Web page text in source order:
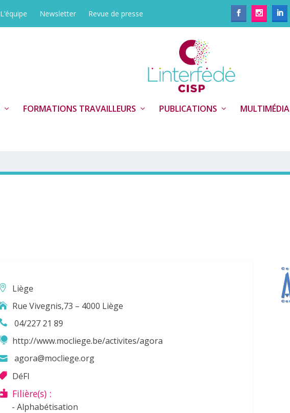
L’équipe Newsletter Revue de presse
FORMATIONS TRAVAILLEURS PUBLICATIONS MULTIMÉDIA
Liège
Rue Vivegnis,73 – 4000 Liège
04/227 21 89
http://www.mocliege.be/activites/agora
agora@mocliege.org
DéFI
Filière(s) :
- Alphabétisation